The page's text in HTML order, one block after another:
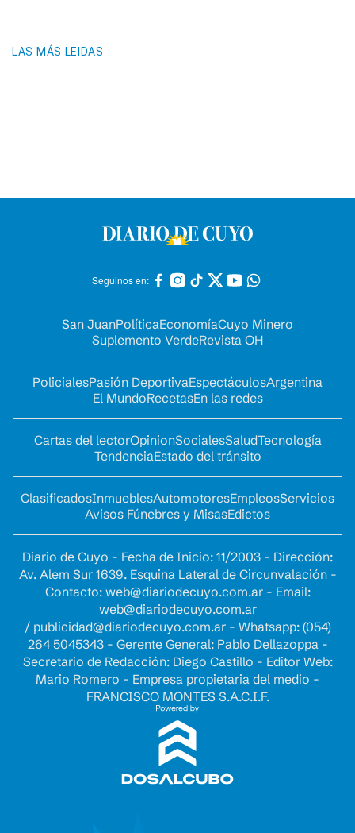
LAS MÁS LEIDAS
Seguinos en:
San JuanPolíticaEconomíaCuyo Minero
Suplemento VerdeRevista OH
PolicialesPasión DeportivaEspectáculosArgentina
El MundoRecetasEn las redes
Cartas del lectorOpinionSocialesSaludTecnología
TendenciaEstado del tránsito
ClasificadosInmueblesAutomotoresEmpleosServicios
Avisos Fúnebres y MisasEdictos
Diario de Cuyo - Fecha de Inicio: 11/2003 - Dirección:
Av. Alem Sur 1639. Esquina Lateral de Circunvalación -
Contacto: web@diariodecuyo.com.ar- Email:
web@diariodecuyo.com.ar
/ publicidad@diariodecuyo.com.ar- Whatsapp: (054)
264 5045343 - Gerente General: Pablo Dellazoppa -
Secretario de Redacción: Diego Castillo - Editor Web:
Mario Romero - Empresa propietaria del medio -
FRANCISCO MONTES S.A.C.I.F.